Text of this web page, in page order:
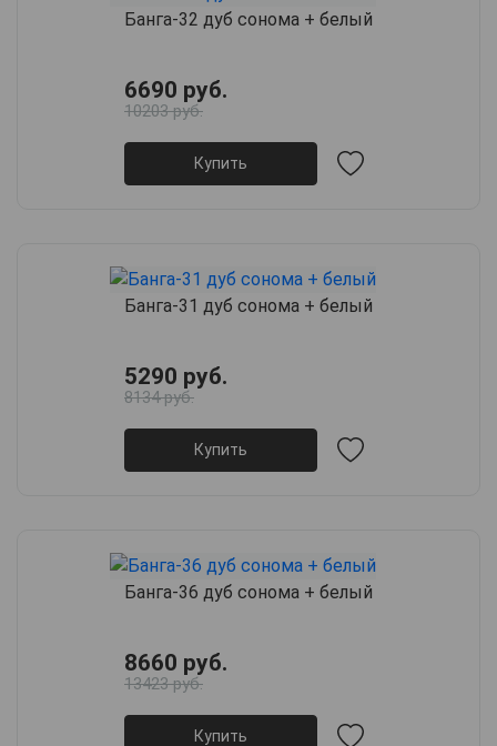
Банга-32 дуб сонома + белый
6690 руб.
10203 руб.
Купить
Банга-31 дуб сонома + белый
5290 руб.
8134 руб.
Купить
Банга-36 дуб сонома + белый
8660 руб.
13423 руб.
Купить